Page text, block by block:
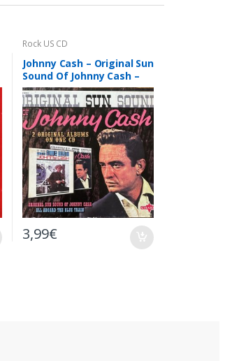
Rock US CD
Johnny Cash – Original Sun
Sound Of Johnny Cash –
CD Digipack
3,99€